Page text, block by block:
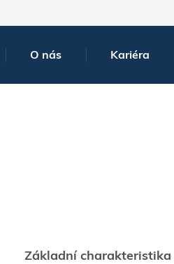
O nás Kariéra
Základní charakteristika